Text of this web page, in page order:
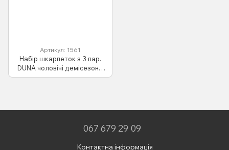
Артикул: 1561
Набір шкарпеток з 3 пар.
DUNA чоловічі демісезонні
бавовняні 1561
067 679 29 09
Контактна інформація